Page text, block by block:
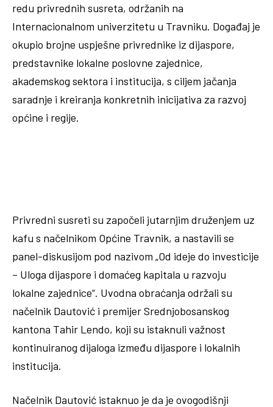
redu privrednih susreta, održanih na
Internacionalnom univerzitetu u Travniku. Događaj je
okupio brojne uspješne privrednike iz dijaspore,
predstavnike lokalne poslovne zajednice,
akademskog sektora i institucija, s ciljem jačanja
saradnje i kreiranja konkretnih inicijativa za razvoj
općine i regije.
Privredni susreti su započeli jutarnjim druženjem uz
kafu s načelnikom Općine Travnik, a nastavili se
panel-diskusijom pod nazivom „Od ideje do investicije
– Uloga dijaspore i domaćeg kapitala u razvoju
lokalne zajednice“. Uvodna obraćanja održali su
načelnik Dautović i premijer Srednjobosanskog
kantona Tahir Lendo, koji su istaknuli važnost
kontinuiranog dijaloga između dijaspore i lokalnih
institucija.
Načelnik Dautović istaknuo je da je ovogodišnji